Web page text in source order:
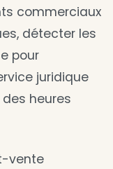
commerciaux
détecter les
pour
juridique
heures
vente